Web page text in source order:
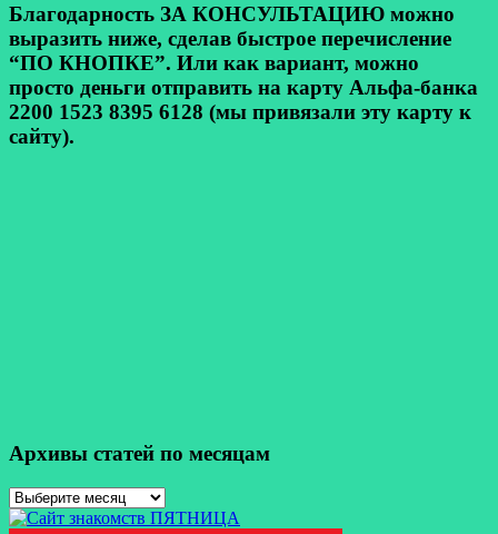
Благодарность ЗА КОНСУЛЬТАЦИЮ можно
выразить ниже, сделав быстрое перечисление
“ПО КНОПКЕ”. Или как вариант, можно
просто деньги отправить на карту Альфа-банка
2200 1523 8395 6128 (мы привязали эту карту к
сайту).
Архивы статей по месяцам
Архивы
статей